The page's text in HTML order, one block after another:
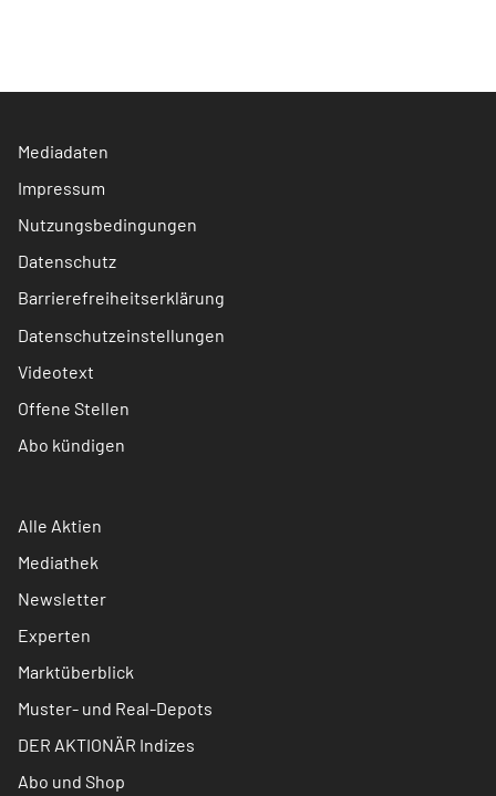
Mediadaten
Impressum
Nutzungsbedingungen
Datenschutz
Barrierefreiheitserklärung
Datenschutzeinstellungen
Videotext
Offene Stellen
Abo kündigen
Alle Aktien
Mediathek
Newsletter
Experten
Marktüberblick
Muster- und Real-Depots
DER AKTIONÄR Indizes
Abo und Shop